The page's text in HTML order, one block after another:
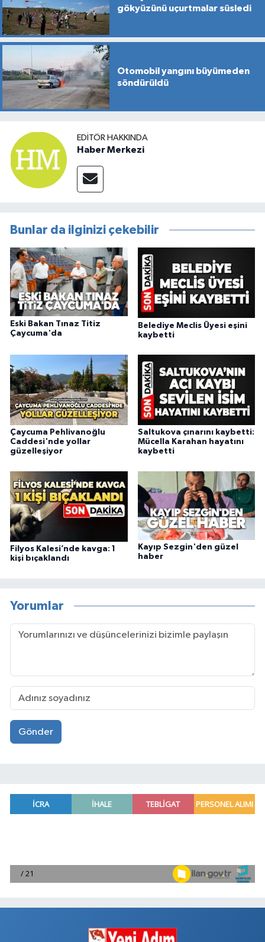
gökyüzünü uçurtmalar süsledi
Otomobil yangını büyümeden
söndürüldü
EDITÖR HAKKINDA
Haber Merkezi
Bunlar da ilginizi çekebilir
Eski Bakan Tınaz Titiz
Çaycuma'da
Belediye Meclis Üyesi eşini
kaybetti
Çaycuma Pehlivanoğlu
Caddesi'nde yollar
güzelleşiyor
Saltukova çınarını kaybetti:
Mücella Karahan hayatını
kaybetti
Filyos Kalesi’nde kavga: 1
kişi bıçaklandı
Kayıp Sezgin'den güzel
haber
Yorumlar
Gönder